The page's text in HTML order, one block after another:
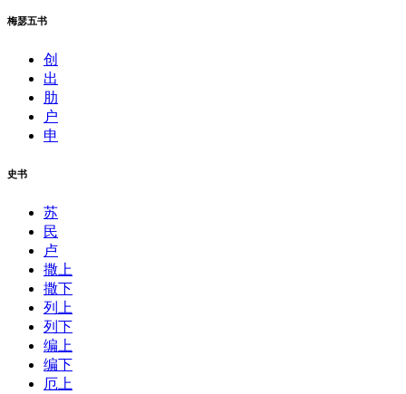
梅瑟五书
创
出
肋
户
申
史书
苏
民
卢
撒上
撒下
列上
列下
编上
编下
厄上